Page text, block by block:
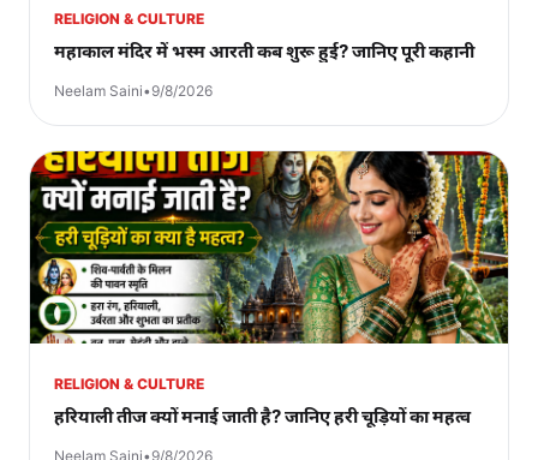
RELIGION & CULTURE
महाकाल मंदिर में भस्म आरती कब शुरू हुई? जानिए पूरी कहानी
Neelam Saini•9/8/2026
RELIGION & CULTURE
हरियाली तीज क्यों मनाई जाती है? जानिए हरी चूड़ियों का महत्व
Neelam Saini•9/8/2026